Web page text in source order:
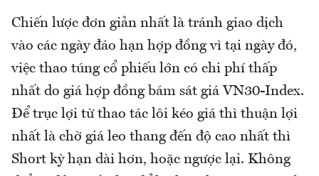
Chiến lược đơn giản nhất là tránh giao dịch
vào các ngày đáo hạn hợp đồng vì tại ngày đó,
việc thao túng cổ phiếu lớn có chi phí thấp
nhất do giá hợp đồng bám sát giá VN30-Index.
Để trục lợi từ thao tác lôi kéo giá thì thuận lợi
nhất là chờ giá leo thang đến độ cao nhất thì
Short kỳ hạn dài hơn, hoặc ngược lại. Không